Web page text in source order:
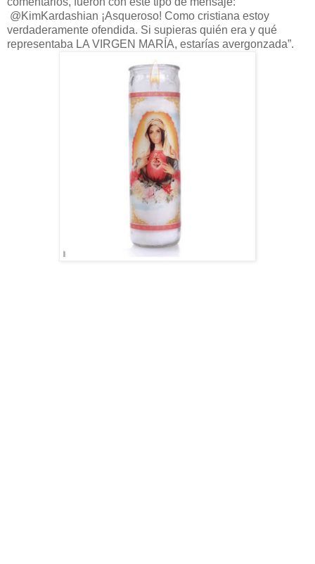
@KimKardashian ¡Asqueroso! Como cristiana estoy
verdaderamente ofendida. Si supieras quién era y qué
representaba LA VIRGEN MARÍA, estarías avergonzada”.